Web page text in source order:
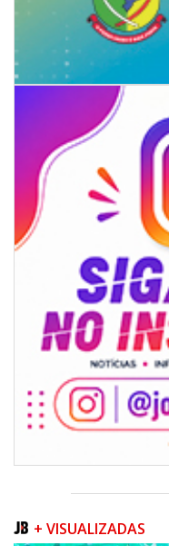
07/08/2026 | 07:00
Itapema se destaca no IDEB
BALNEÁRIO
+ VISUALIZADAS